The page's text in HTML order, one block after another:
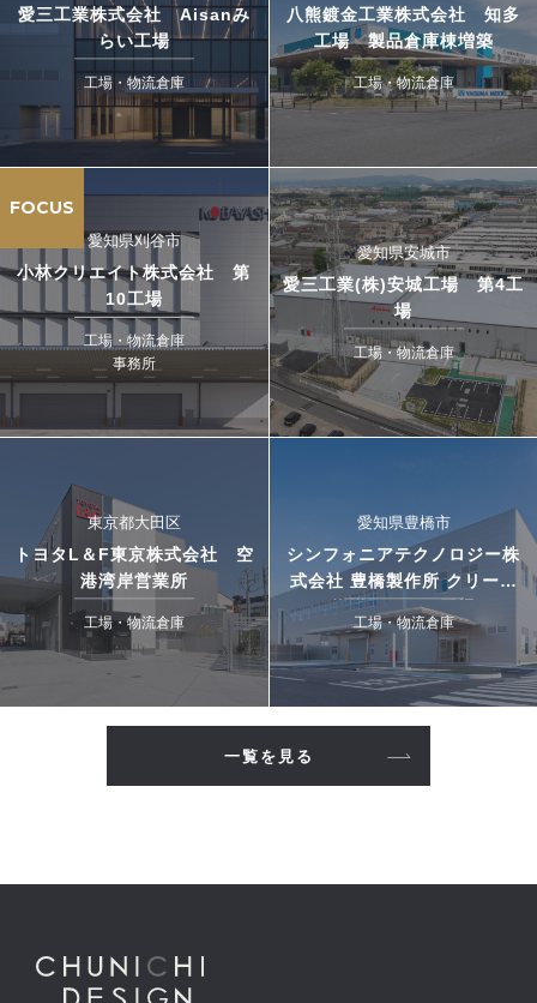
愛三工業株式会社 Aisanみ
らい工場
工場・物流倉庫
八熊鍍金工業株式会社 知多
工場 製品倉庫棟増築
工場・物流倉庫
FOCUS
愛知県刈谷市
小林クリエイト株式会社 第
10工場
工場・物流倉庫
事務所
愛知県安城市
愛三工業(株)安城工場 第4工
場
工場・物流倉庫
東京都大田区
トヨタL＆F東京株式会社 空
港湾岸営業所
工場・物流倉庫
愛知県豊橋市
シンフォニアテクノロジー株
式会社 豊橋製作所 クリーン
搬送システム工場
工場・物流倉庫
一覧を見る